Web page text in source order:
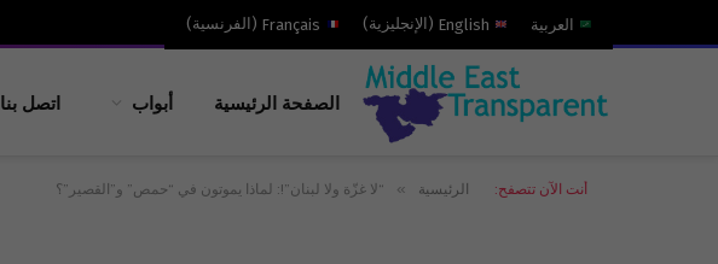
العربية English
( الإنجليزية)
Français
( الفرنسية)
الصفحة الرئيسية أبواب اتصل بنا
أنت الآن تتصفح: الرئيسية » “لا غزّة ولا لبنان”!: لماذا يموتون في “حمص” و”القصير”؟